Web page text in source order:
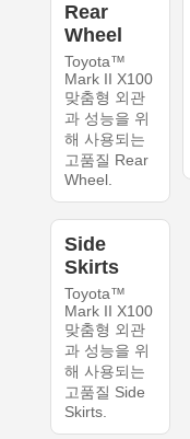
Rear
Wheel
Toyota™
Mark II X100
맞춤형 외관
과 성능을 위
해 사용되는
고품질 Rear
Wheel.
Side
Skirts
Toyota™
Mark II X100
맞춤형 외관
과 성능을 위
해 사용되는
고품질 Side
Skirts.